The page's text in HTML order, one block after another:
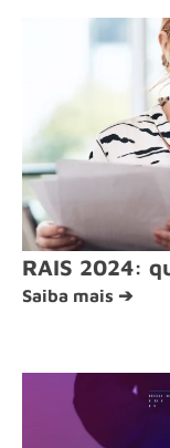
RAIS 2024:
Saiba mais ➔